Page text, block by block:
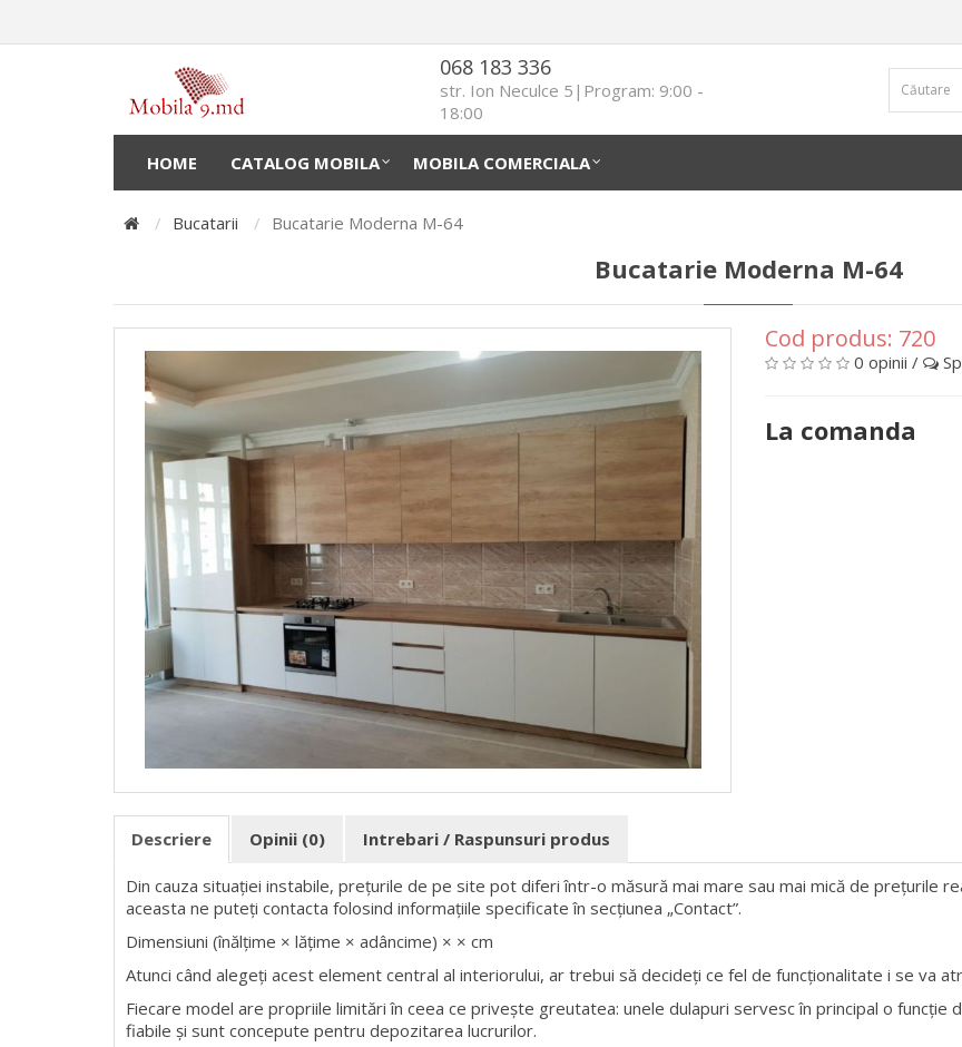
068 183 336
str. Ion Neculce 5|Program: 9:00 -
18:00
HOME CATALOG MOBILA MOBILA COMERCIALA
Bucatarii Bucatarie Moderna M-64
Bucatarie Moderna M-64
Cod produs: 720
0 opinii /
La comanda
Descriere Opinii (0) Intrebari / Raspunsuri produs
Din cauza situației instabile, prețurile de pe site pot diferi într-o măsură mai mare sau mai mică de prețurile
aceasta ne puteți contacta folosind informațiile specificate în secțiunea „Contact”.
Dimensiuni (înălțime × lățime × adâncime) × × cm
Atunci când alegeți acest element central al interiorului, ar trebui să decideți ce fel de funcționalitate i se va
Fiecare model are propriile limitări în ceea ce privește greutatea: unele dulapuri servesc în principal o
fiabile și sunt concepute pentru depozitarea lucrurilor.